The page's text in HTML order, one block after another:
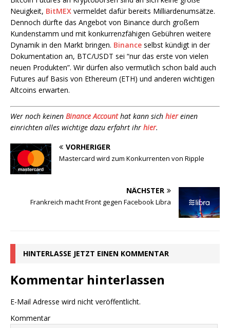
Neuigkeit, BitMEX vermeldet dafür bereits Milliardenumsätze.
Dennoch dürfte das Angebot von Binance durch großem
Kundenstamm und mit konkurrenzfähigen Gebühren weitere
Dynamik in den Markt bringen. Binance selbst kündigt in der
Dokumentation an, BTC/USDT sei “nur das erste von vielen
neuen Produkten”. Wir dürfen also vermutlich schon bald auch
Futures auf Basis von Ethereum (ETH) und anderen wichtigen
Altcoins erwarten.
Wer noch keinen Binance Accounthat kann sich hiereinen
einrichten alles wichtige dazu erfahrt ihr hier.
VORHERIGER
Mastercard wird zum Konkurrenten von Ripple
NÄCHSTER
Frankreich macht Front gegen Facebook Libra
HINTERLASSE JETZT EINEN KOMMENTAR
Kommentar hinterlassen
E-Mail Adresse wird nicht veröffentlicht.
Kommentar